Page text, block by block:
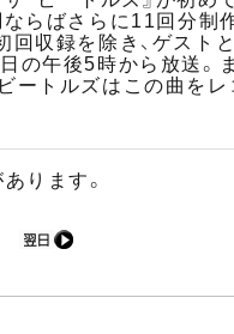
ばさらに11回分制
収録を除き、ゲスト
の午後5時から放送
トルズはこの曲をレ
ります。